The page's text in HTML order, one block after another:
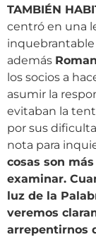
TAMBIÉN
centró en una
inquebrantable
además
los socios a
asumir la
evitaban la
por sus
nota para
cosas son
examinar.
luz de la
veremos
arrepentirnos